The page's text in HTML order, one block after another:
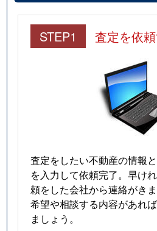
STEP1 査定を依
査定をしたい不動産の情報
を入力して依頼完了。早け
頼をした会社から連絡がきま
希望や相談する内容があれ
ましょう。